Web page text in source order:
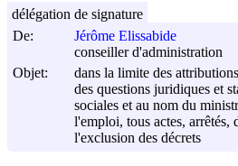
De:
Jérôme Elissabide
conseiller d'administration
Objet:
dans la limite des
des questions juridiques et
sociales et au nom du
l'emploi, tous actes, arrêtés,
l'exclusion des décrets
délégation de signature